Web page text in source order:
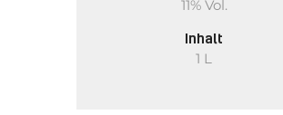
11% Vol.
Inhalt
1 L